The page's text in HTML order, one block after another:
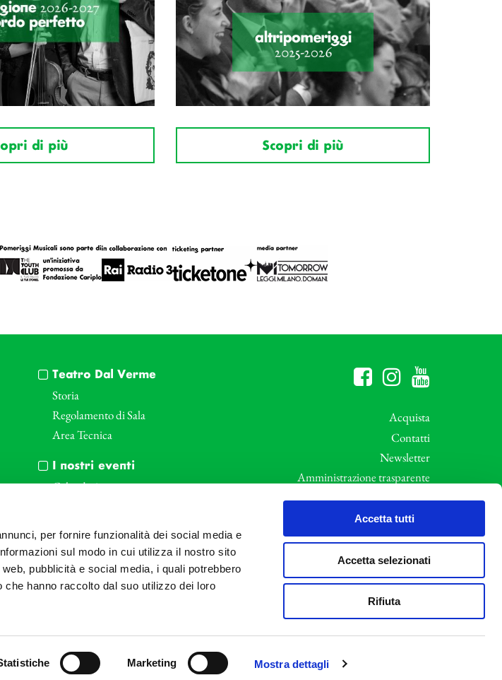
per fornire funzionalità dei social media e
sul modo in cui utilizza il nostro sito
pubblicità e social media, i quali potrebbero
hanno raccolto dal suo utilizzo dei loro
Marketing Mostra dettagli
Accetta tutti
Accetta selezionati
Rifiuta
di più Scopri di più
Teatro Dal Verme
Storia
Regolamento di Sala
Area Tecnica
I nostri eventi
Calendario
Biglietteria
Archivio Fotografico
Acquista
Contatti
Newsletter
Amministrazione trasparente
Whistleblowing
Privacy e Cookie Policy
Informative Privacy
Area riservata
Credits